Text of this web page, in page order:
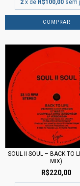
2 x de R$100,00 sem
SOUL II SOUL – BACK TO
MIX)
R$220,00